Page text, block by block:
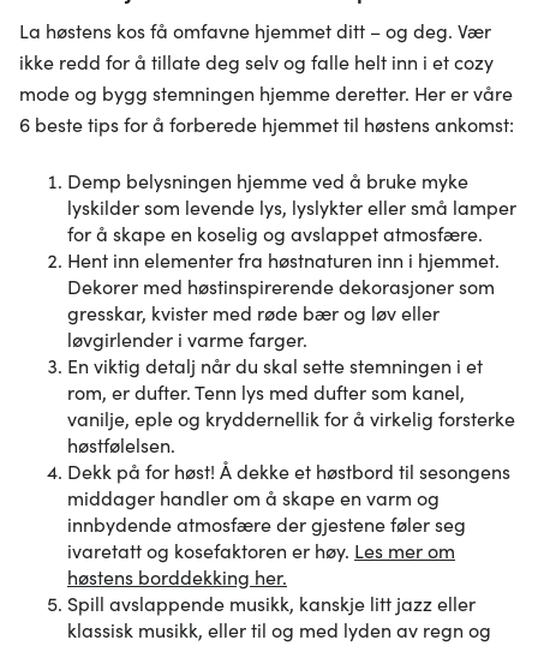
La høstens kos få omfavne hjemmet ditt – og deg. Vær
ikke redd for å tillate deg selv og falle helt inn i et cozy
mode og bygg stemningen hjemme deretter. Her er våre
6 beste tips for å forberede hjemmet til høstens ankomst:
Demp belysningen hjemme ved å bruke myke
lyskilder som levende lys, lyslykter eller små lamper
for å skape en koselig og avslappet atmosfære.
Hent inn elementer fra høstnaturen inn i hjemmet.
Dekorer med høstinspirerende dekorasjoner som
gresskar, kvister med røde bær og løv eller
løvgirlender i varme farger.
En viktig detalj når du skal sette stemningen i et
rom, er dufter. Tenn lys med dufter som kanel,
vanilje, eple og kryddernellik for å virkelig forsterke
høstfølelsen.
Dekk på for høst! Å dekke et høstbord til sesongens
middager handler om å skape en varm og
innbydende atmosfære der gjestene føler seg
ivaretatt og kosefaktoren er høy. Les mer om
høstens borddekking her.
Spill avslappende musikk, kanskje litt jazz eller
klassisk musikk, eller til og med lyden av regn og